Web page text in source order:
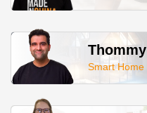
Thommy
Smart Home